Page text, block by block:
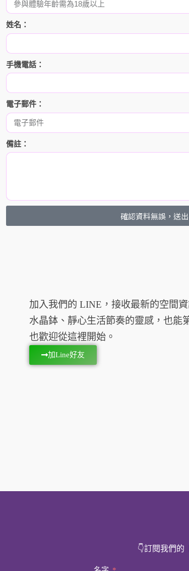
姓名：
手機電話：
電子郵件：
備註：
確認資料無誤，送出
加入我們的 LINE，接收最新的空間
水晶鉢、靜心生活節奏的靈感，也能
也歡迎從這裡開始。
加Line好友
👇訂閱我們的